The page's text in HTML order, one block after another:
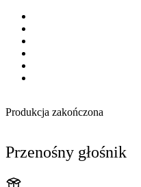
Produkcja zakończona
Przenośny głośnik